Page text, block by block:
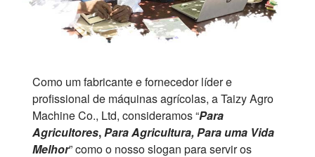
Como um fabricante e fornecedor líder e
profissional de máquinas agrícolas, a Taizy Agro
Machine Co., Ltd, consideramos “Para
Agricultores,Para Agricultura, Para uma Vida
Melhor” como o nosso slogan para servir os